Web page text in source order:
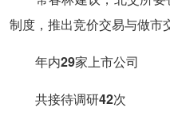
制度，推出竞价交易与做市
年内29家上市公司
共接待调研42次